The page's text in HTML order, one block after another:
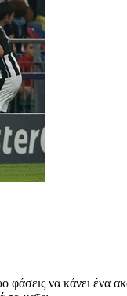
φάσεις να κάνει ένα